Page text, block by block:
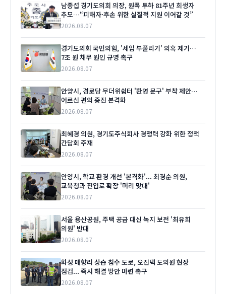
남종섭 경기도의회 의장, 원폭 투하 81주년 희생자
추모…“피해자·후손 위한 실질적 지원 이어갈 것”
2026.08.07
경기도의회 국민의힘, '세입 부풀리기' 의혹 제기…
7조 원 채무 원인 규명 촉구
2026.08.07
안양시, 경로당 무더위쉼터 '환영 문구' 부착 제안…
어르신 편의 증진 본격화
2026.08.07
최혜경 의원, 경기도주식회사 경쟁력 강화 위한 정책
간담회 주재
2026.08.07
안양시, 학교 환경 개선 '본격화'... 최경순 의원,
교육청과 진입로 확장 '머리 맞대'
2026.08.07
서울 용산공원, 주택 공급 대신 녹지 보전 '최유희
의원' 반대
2026.08.07
화성 매향리 상습 침수 도로, 오진택 도의원 현장
점검... 즉시 해결 방안 마련 촉구
2026.08.07